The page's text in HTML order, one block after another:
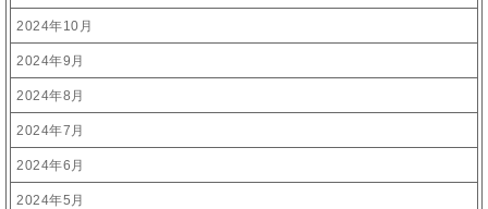
2024年10月
2024年9月
2024年8月
2024年7月
2024年6月
2024年5月